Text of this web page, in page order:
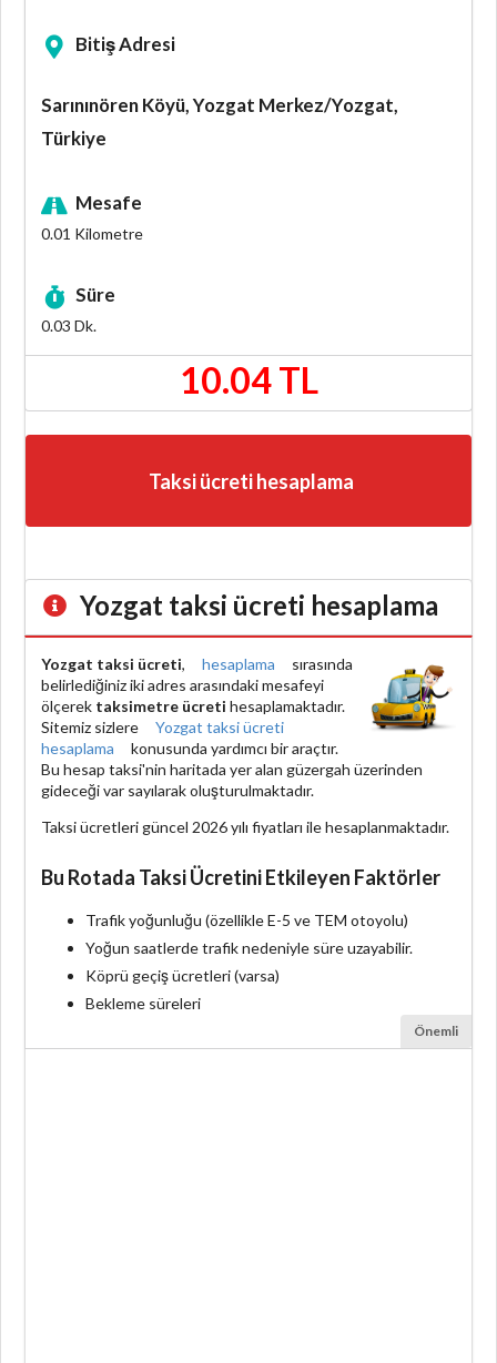
Bitiş Adresi
Sarınınören Köyü, Yozgat Merkez/Yozgat,
Türkiye
Mesafe
0.01 Kilometre
Süre
0.03 Dk.
10.04 TL
Taksi ücreti hesaplama
Yozgat taksi ücreti hesaplama
Yozgat taksi ücreti, hesaplama
sırasında
belirlediğiniz iki adres arasındaki mesafeyi
ölçerek taksimetre ücreti hesaplamaktadır.
Sitemiz sizlere
Yozgat taksi ücreti
hesaplama
konusunda yardımcı bir araçtır.
Bu hesap taksi'nin haritada yer alan güzergah üzerinden
gideceği var sayılarak oluşturulmaktadır.
Taksi ücretleri güncel 2026 yılı fiyatları ile hesaplanmaktadır.
Bu Rotada Taksi Ücretini Etkileyen Faktörler
Trafik yoğunluğu (özellikle E-5 ve TEM otoyolu)
Yoğun saatlerde trafik nedeniyle süre uzayabilir.
Köprü geçiş ücretleri (varsa)
Bekleme süreleri
Önemli